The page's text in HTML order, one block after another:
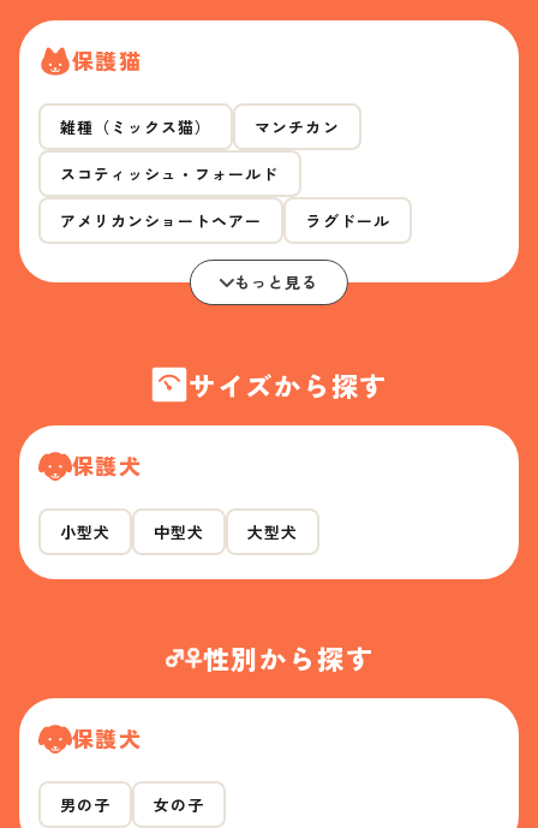
保護猫
雑種（ミックス猫） マンチカン
スコティッシュ・フォールド
アメリカンショートヘアー ラグドール
もっと見る
サイズから探す
保護犬
小型犬 中型犬 大型犬
性別から探す
保護犬
男の子 女の子